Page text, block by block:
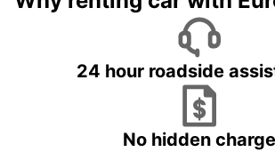
24 hour roadside
No hidden charge